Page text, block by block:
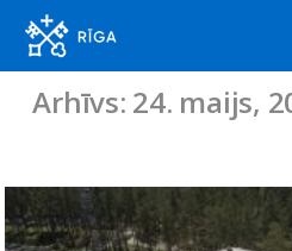
Arhīvs: 24. maijs,